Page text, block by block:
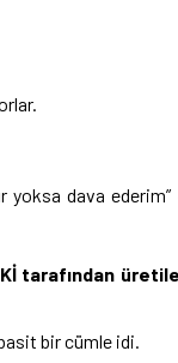
yoksa dava
tarafından
bir cümle idi.